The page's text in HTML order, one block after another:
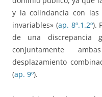
y la colindancia con las
invariables» (ap. 8º.1.2º).
de una discrepancia
conjuntamente
desplazamiento
(ap. 9º).